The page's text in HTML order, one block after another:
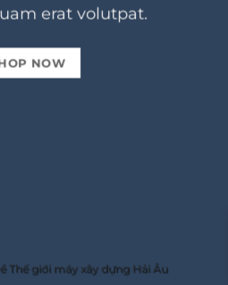
erat volutpat.
NOW
Thế giới máy xây dựng Hải Âu